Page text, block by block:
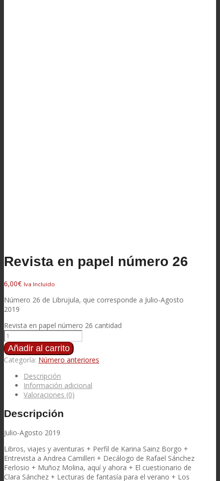
Revista en papel número 26
6,00€ Iva Incluido
Número 26 de Librujula, que corresponde a Julio-Agosto
2019
Revista en papel número 26 cantidad
Añadir al carrito
Categoría: Número anteriores
Descripción
Información adicional
Valoraciones (0)
Descripción
Julio-Agosto 2019
Libros, viajes y aventuras + Perfil de Karina Sainz Borgo +
Entrevista a Andrea Camilleri + Decálogo de Rafael Sánchez
Ferlosio + Muñoz Molina, aquí y ahora + El cuestionario de
Clara Sánchez + Lecturas de fantasía para el verano + Los